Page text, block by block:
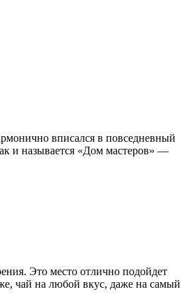
вписался в повседневный
и называется «Дом мастеров» —
Это место отлично подойдет
чай на любой вкус, даже на самый